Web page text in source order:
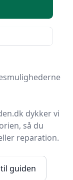
blevet et
og
fra
dykker vi
så du
reparation.
guiden